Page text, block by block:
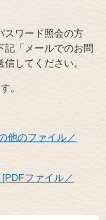
スワード照会の方
記「メールでのお問
してください。
。
他のファイル／
ファイル／